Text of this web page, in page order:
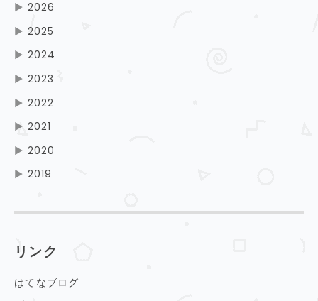
▶ 2026
▶ 2025
▶ 2024
▶ 2023
▶ 2022
▶ 2021
▶ 2020
▶ 2019
リンク
はてなブログ